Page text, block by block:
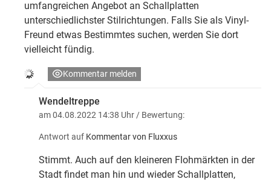
umfangreichen Angebot an Schallplatten
unterschiedlichster Stilrichtungen. Falls Sie als Vinyl-
Freund etwas Bestimmtes suchen, werden Sie dort
vielleicht fündig.
Kommentar melden
Wendeltreppe
am 04.08.2022 14:38 Uhr / Bewertung:
Antwort auf Kommentar von Fluxxus
Stimmt. Auch auf den kleineren Flohmärkten in der
Stadt findet man hin und wieder Schallplatten,